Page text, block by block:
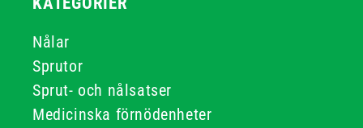
Nålar
Sprutor
Sprut- och nålsatser
Medicinska förnödenheter